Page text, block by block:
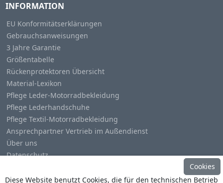
INFORMATION
EU Konformitätserklärungen
Gebrauchsanweisungen
3 Jahre Garantie
Größentabelle
Rückenprotektoren Übersicht
Material-Lexikon
Pflege Leder-Motorradbekleidung
Pflege Lederhandschuhe
Pflege Textil-Motorradbekleidung
Ansprechpartner Vertrieb im Außendienst
Über uns
Datenschutz
Cookies
Diese Website benutzt Cookies, die für den technischen Betrieb